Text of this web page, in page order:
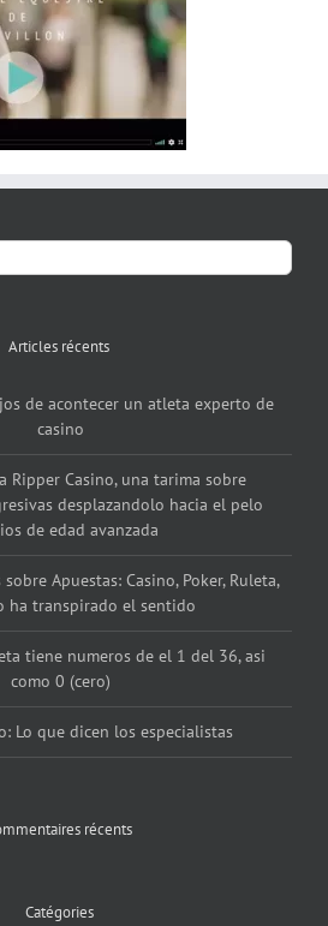
Articles récents
de acontecer un atleta experto de
casino
Ripper Casino, una tarima sobre
desplazandolo hacia el pelo
de edad avanzada
Apuestas: Casino, Poker, Ruleta,
ha transpirado el sentido
tiene numeros de el 1 del 36, asi
como 0 (cero)
Lo que dicen los especialistas
récents
Catégories